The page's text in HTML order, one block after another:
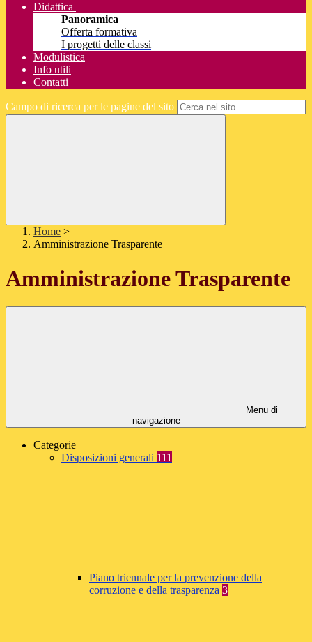
Didattica
Panoramica
Offerta formativa
I progetti delle classi
Modulistica
Info utili
Contatti
Campo di ricerca per le pagine del sito
Home >
Amministrazione Trasparente
Amministrazione Trasparente
Menu di
navigazione
Categorie
Disposizioni generali 111
Piano triennale per la prevenzione della
corruzione e della trasparenza 3